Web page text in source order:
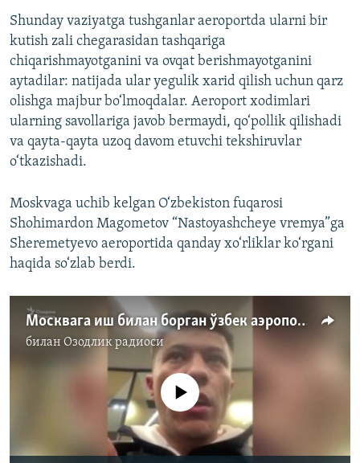
Shunday vaziyatga tushganlar aeroportda ularni bir
kutish zali chegarasidan tashqariga
chiqarishmayotganini va ovqat berishmayotganini
aytadilar: natijada ular yegulik xarid qilish uchun qarz
olishga majbur bo‘lmoqdalar. Aeroport xodimlari
ularning savollariga javob bermaydi, qo‘pollik qilishadi
va qayta-qayta uzoq davom etuvchi tekshiruvlar
o‘tkazishadi.
Moskvaga uchib kelgan O‘zbekiston fuqarosi
Shohimardon Magometov “Nastoyashcheye vremya”ga
Sheremetyevo aeroportida qanday xo‘rliklar ko‘rgani
haqida so‘zlab berdi.
Москвага иш билан борган ўзбек аэропортда ушланиб депортация қилинди
билан Озодлик радиоси
Айни дамда медиа-манба мавжуд эмас